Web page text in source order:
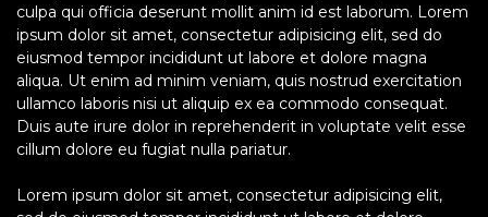
culpa qui officia deserunt mollit anim id est laborum. Lorem
ipsum dolor sit amet, consectetur adipisicing elit, sed do
eiusmod tempor incididunt ut labore et dolore magna
aliqua. Ut enim ad minim veniam, quis nostrud exercitation
ullamco laboris nisi ut aliquip ex ea commodo consequat.
Duis aute irure dolor in reprehenderit in voluptate velit esse
cillum dolore eu fugiat nulla pariatur.
Lorem ipsum dolor sit amet, consectetur adipisicing elit,